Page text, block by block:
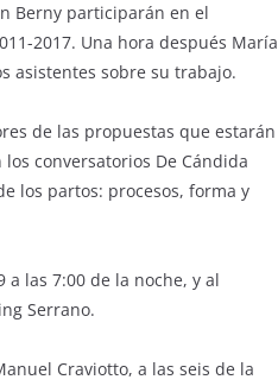
Berny participarán en el
2017. Una hora después María
asistentes sobre su trabajo.
de las propuestas que estarán
conversatorios De Cándida
los partos: procesos, forma y
las 7:00 de la noche, y al
Serrano.
Craviotto, a las seis de la